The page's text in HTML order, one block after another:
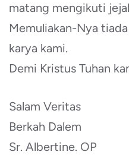
matang mengikuti
Memuliakan-Nya
karya kami.
Demi Kristus Tuhan
Salam Veritas
Berkah Dalem
Sr. Albertine. OP